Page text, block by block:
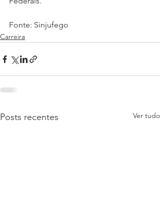
Fonte: Sinjufego
Carreira
Posts recentes Ver tudo